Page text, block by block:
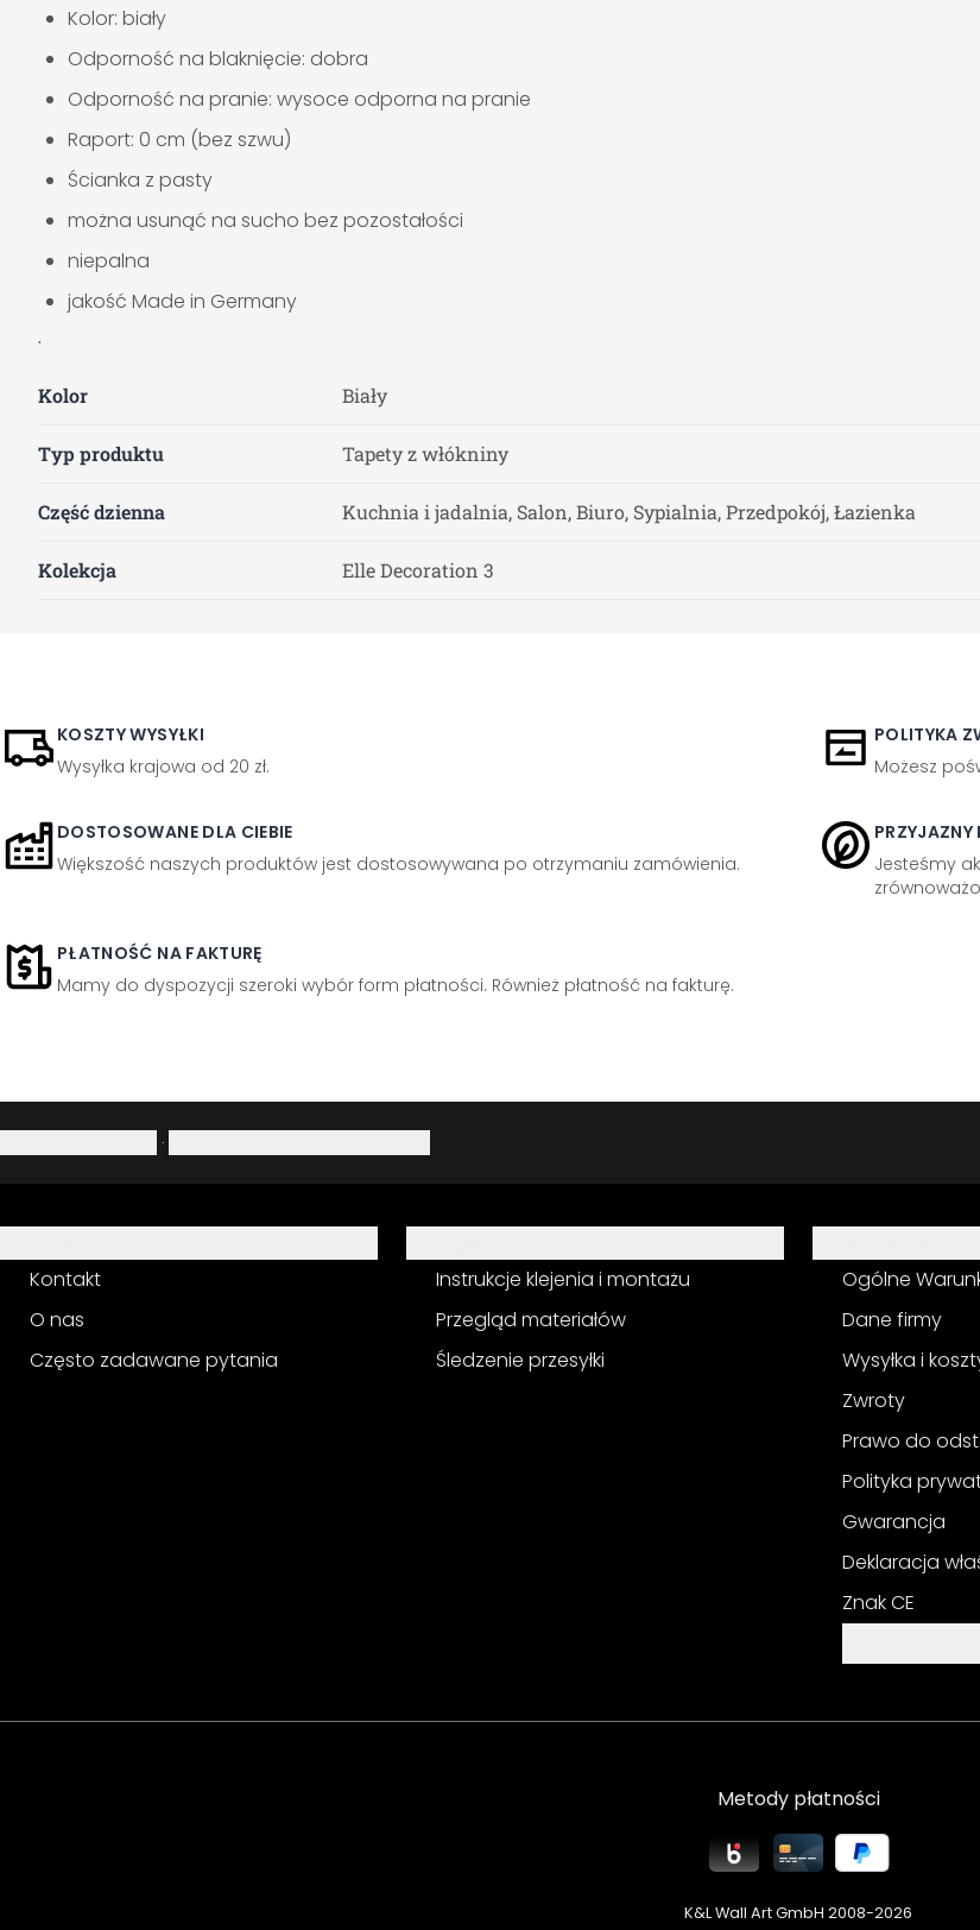
Kolor: biały
Odporność na blaknięcie: dobra
Odporność na pranie: wysoce odporna na pranie
Raport: 0 cm (bez szwu)
Ścianka z pasty
można usunąć na sucho bez pozostałości
niepalna
jakość Made in Germany
.
Kolor Biały
Typ produktu Tapety z włókniny
Część dzienna Kuchnia i jadalnia, Salon, Biuro, Sypialnia, Przedpokój, Łazienka
Kolekcja Elle Decoration 3
KOSZTY WYSYŁKI
Wysyłka krajowa od 20 zł.
POLITYKA
Możesz
DOSTOSOWANE DLA CIEBIE
Większość naszych produktów jest dostosowywana po otrzymaniu zamówienia.
Jesteśmy
PŁATNOŚĆ NA FAKTURĘ
Mamy do dyspozycji szeroki wybór form płatności. Również płatność na fakturę.
·
Kontakt
O nas
Często zadawane pytania
Instrukcje klejenia i montażu
Przegląd materiałów
Śledzenie przesyłki
Ogólne
Dane firmy
Wysyłka i
Zwroty
Prawo do
Polityka
Gwarancja
Deklaracja
Znak CE
Metody płatności
K&L Wall Art GmbH 2008-2026